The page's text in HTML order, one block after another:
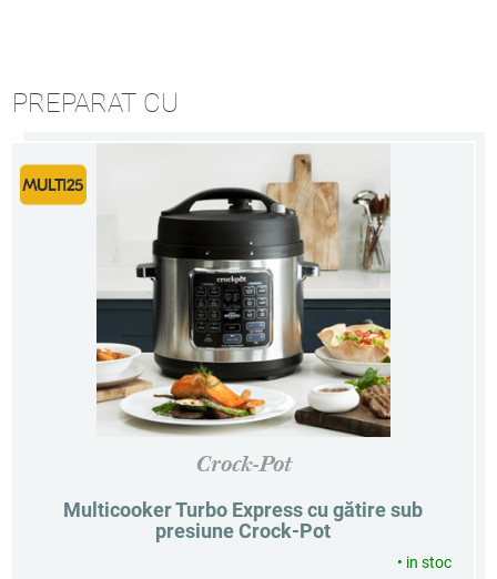
PREPARAT CU
Crock-Pot
Multicooker Turbo Express cu gătire sub
presiune Crock-Pot
• in stoc